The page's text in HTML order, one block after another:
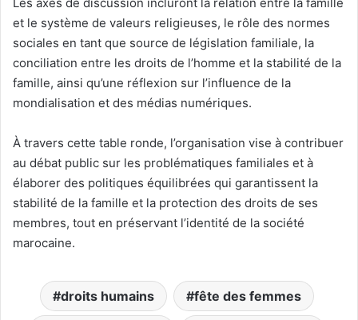
et le système de valeurs religieuses, le rôle des normes
sociales en tant que source de législation familiale, la
conciliation entre les droits de l’homme et la stabilité de la
famille, ainsi qu’une réflexion sur l’influence de la
mondialisation et des médias numériques.
À travers cette table ronde, l’organisation vise à contribuer
au débat public sur les problématiques familiales et à
élaborer des politiques équilibrées qui garantissent la
stabilité de la famille et la protection des droits de ses
membres, tout en préservant l’identité de la société
marocaine.
droits humains fête des femmes